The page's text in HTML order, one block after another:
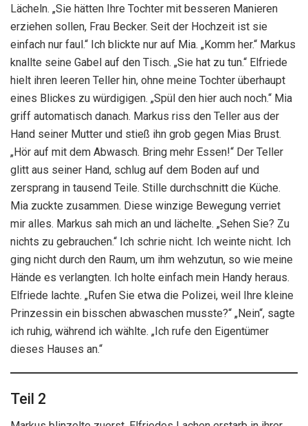
Lächeln. „Sie hätten Ihre Tochter mit besseren Manieren
erziehen sollen, Frau Becker. Seit der Hochzeit ist sie
einfach nur faul.“ Ich blickte nur auf Mia. „Komm her.“ Markus
knallte seine Gabel auf den Tisch. „Sie hat zu tun.“ Elfriede
hielt ihren leeren Teller hin, ohne meine Tochter überhaupt
eines Blickes zu würdigigen. „Spül den hier auch noch.“ Mia
griff automatisch danach. Markus riss den Teller aus der
Hand seiner Mutter und stieß ihn grob gegen Mias Brust.
„Hör auf mit dem Abwasch. Bring mehr Essen!“ Der Teller
glitt aus seiner Hand, schlug auf dem Boden auf und
zersprang in tausend Teile. Stille durchschnitt die Küche.
Mia zuckte zusammen. Diese winzige Bewegung verriet
mir alles. Markus sah mich an und lächelte. „Sehen Sie? Zu
nichts zu gebrauchen.“ Ich schrie nicht. Ich weinte nicht. Ich
ging nicht durch den Raum, um ihm wehzutun, so wie meine
Hände es verlangten. Ich holte einfach mein Handy heraus.
Elfriede lachte. „Rufen Sie etwa die Polizei, weil Ihre kleine
Prinzessin ein bisschen abwaschen musste?“ „Nein“, sagte
ich ruhig, während ich wählte. „Ich rufe den Eigentümer
dieses Hauses an.“
Teil 2